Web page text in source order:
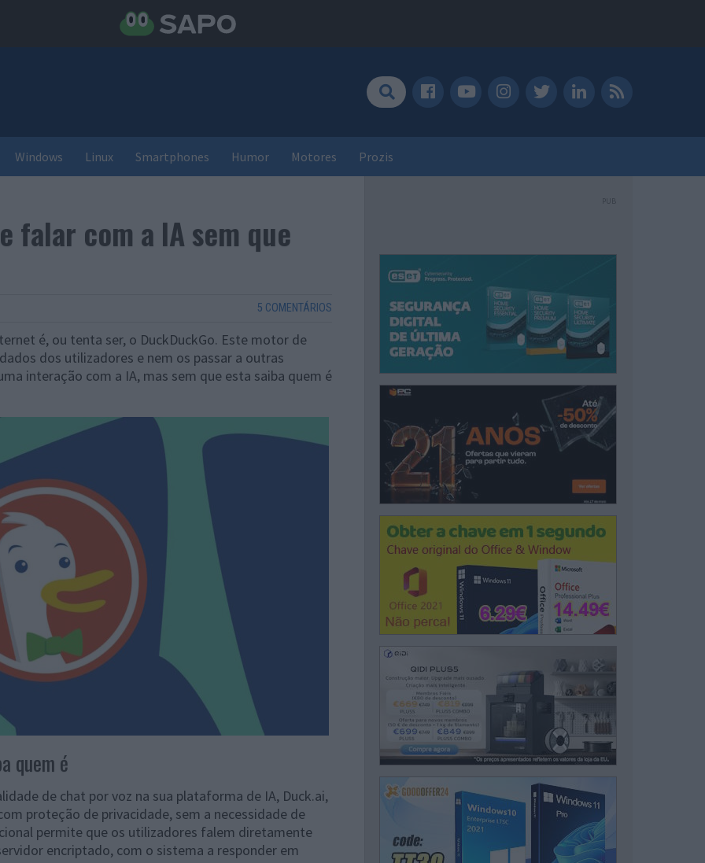
Windows Linux Smartphones Humor Motores Prozis
falar com a IA sem que
5 COMENTÁRIOS
é, ou tenta ser, o DuckDuckGo. Este motor de
dos utilizadores e nem os passar a outras
interação com a IA, mas sem que esta saiba quem é
quem é
de chat por voz na sua plataforma de IA, Duck.ai,
proteção de privacidade, sem a necessidade de
permite que os utilizadores falem diretamente
encriptado, com o sistema a responder em
PUB